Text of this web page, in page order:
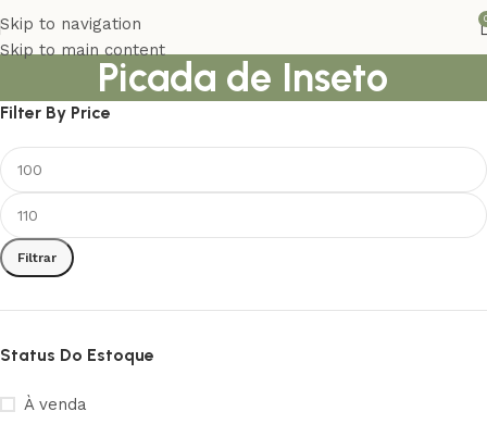
Skip to navigation
Skip to main content
Picada de Inseto
Filter By Price
Filtrar
Status Do Estoque
À venda